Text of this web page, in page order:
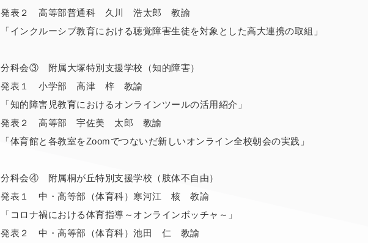
発表２ 高等部普通科 久川 浩太郎 教諭
「インクルーシブ教育における聴覚障害生徒を対象とした高大連携の取組」
分科会③ 附属大塚特別支援学校（知的障害）
発表１ 小学部 高津 梓 教諭
「知的障害児教育におけるオンラインツールの活用紹介」
発表２ 高等部 宇佐美 太郎 教諭
「体育館と各教室をZoomでつないだ新しいオンライン全校朝会の実践」
分科会④ 附属桐が丘特別支援学校（肢体不自由）
発表１ 中・高等部（体育科）寒河江 核 教諭
「コロナ禍における体育指導～オンラインボッチャ～」
発表２ 中・高等部（体育科）池田 仁 教諭